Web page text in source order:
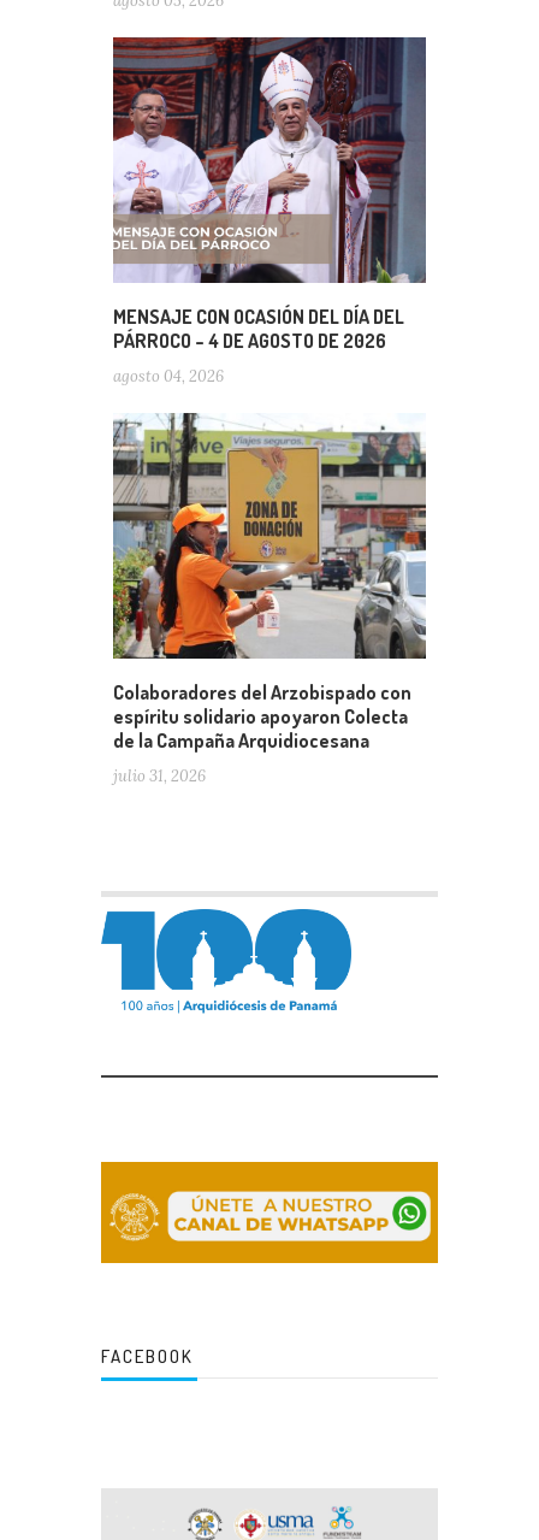
MENSAJE CON OCASIÓN DEL DÍA DEL
PÁRROCO – 4 DE AGOSTO DE 2026
agosto 04, 2026
Colaboradores del Arzobispado con
espíritu solidario apoyaron Colecta
de la Campaña Arquidiocesana
julio 31, 2026
FACEBOOK